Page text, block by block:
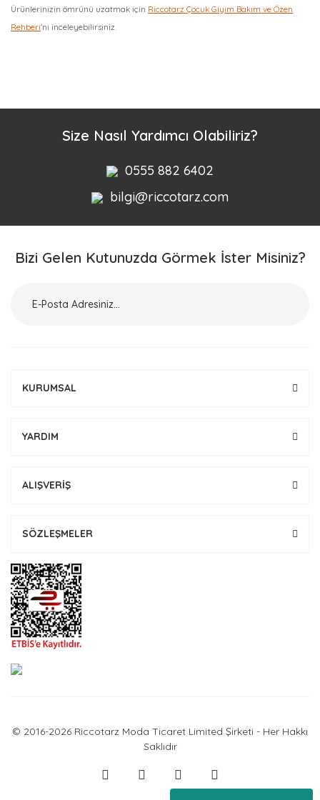
Ürünlerinizin ömrünü uzatmak için Riccotarz Çocuk Giyim Bakım ve Özen
Rehberi'ni inceleyebilirsiniz.
Size Nasıl Yardımcı Olabiliriz?
0555 882 6402
bilgi@riccotarz.com
Bizi Gelen Kutunuzda Görmek İster Misiniz?
KURUMSAL
YARDIM
ALIŞVERİŞ
SÖZLEŞMELER
© 2016-2026 Riccotarz Moda Ticaret Limited Şirketi - Her Hakkı
Saklıdır